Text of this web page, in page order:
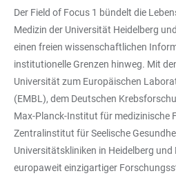
Der Field of Focus 1 bündelt die
Medizin der Universität Heidelberg
einen freien wissenschaftlichen
institutionelle Grenzen hinweg. Mit
Universität zum Europäischen
(EMBL), dem Deutschen
Max-Planck-Institut für medizinische
Zentralinstitut für Seelische
Universitätskliniken in Heidelberg und
europaweit einzigartiger